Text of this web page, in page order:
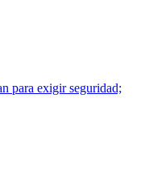
para exigir seguridad;